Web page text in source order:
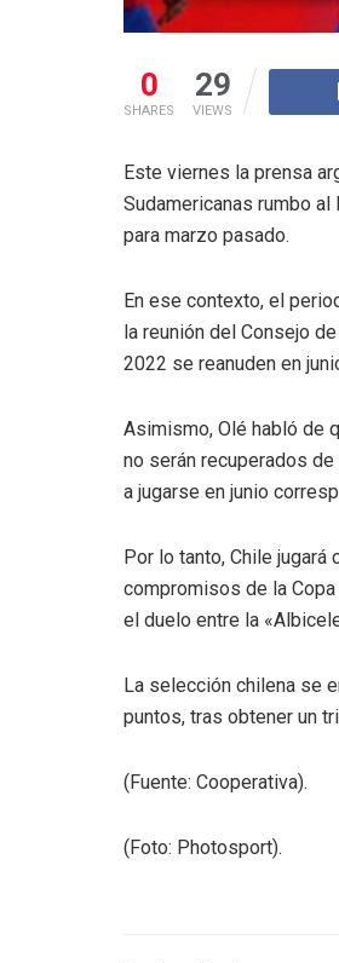
0
SHARES
29
VIEWS
Este viernes la prensa
Sudamericanas rumbo
para marzo pasado.
En ese contexto, el
la reunión del Consejo
2022 se reanuden en
Asimismo, Olé habló de
no serán recuperados
a jugarse en junio
Por lo tanto, Chile
compromisos de la
el duelo entre la
La selección chilena se
puntos, tras obtener un
(Fuente: Cooperativa).
(Foto: Photosport).